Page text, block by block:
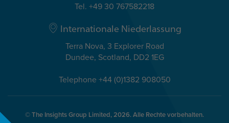
Tel. +49 30 767582218
Internationale Niederlassung
Terra Nova, 3 Explorer Road
Dundee, Scotland, DD2 1EG
Telephone +44 (0)1382 908050
© The Insights Group Limited, 2026. Alle Rechte vorbehalten.